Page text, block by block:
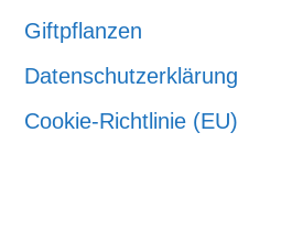
Giftpflanzen
Datenschutzerklärung
Cookie-Richtlinie (EU)